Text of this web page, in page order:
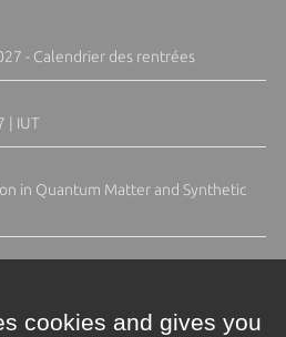
- Calendrier des rentrées
| IUT
in Quantum Matter and Synthetic
cookies and gives you